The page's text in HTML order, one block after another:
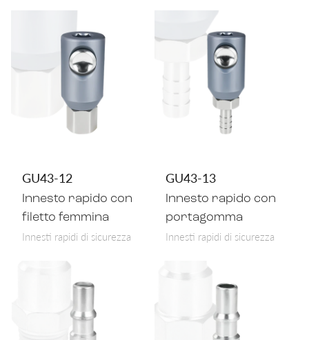
GU43-12
Innesto rapido con
filetto femmina
Innesti rapidi di sicurezza
GU43-13
Innesto rapido con
portagomma
Innesti rapidi di sicurezza